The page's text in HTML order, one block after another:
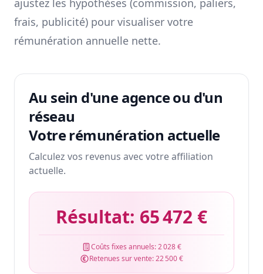
ajustez les hypothèses (commission, paliers,
frais, publicité) pour visualiser votre
rémunération annuelle nette.
Au sein d'une agence ou d'un
réseau
Votre rémunération actuelle
Calculez vos revenus avec votre affiliation
actuelle.
Résultat: 65 472 €
Coûts fixes annuels:2 028 €
Retenues sur vente:22 500 €